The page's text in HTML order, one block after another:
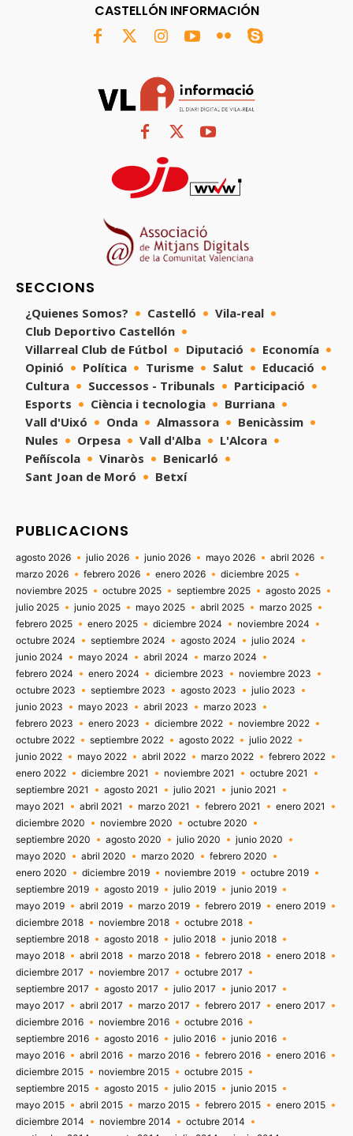
CASTELLÓN INFORMACIÓN
SECCIONS
¿Quienes Somos? Castelló
Vila-real
Club Deportivo Castellón
Villarreal Club de Fútbol
Diputació
Economía
Opinió
Política Turisme Salut
Educació
Cultura
Successos - Tribunals
Participació
Esports
Ciència i tecnologia
Burriana
Vall d'Uixó
Onda Almassora
Benicàssim
Nules
Orpesa Vall d'Alba
L'Alcora
Peñíscola
Vinaròs
Benicarló
Sant Joan de Moró
Betxí
PUBLICACIONS
agosto 2026 julio 2026 junio 2026 mayo 2026
abril 2026
marzo 2026
febrero 2026 enero 2026
diciembre 2025
noviembre 2025
octubre 2025 septiembre 2025
agosto 2025
julio 2025
junio 2025 mayo 2025 abril 2025
marzo 2025
febrero 2025
enero 2025 diciembre 2024
noviembre 2024
octubre 2024
septiembre 2024 agosto 2024
julio 2024
junio 2024
mayo 2024 abril 2024
marzo 2024
febrero 2024
enero 2024 diciembre 2023
noviembre 2023
octubre 2023
septiembre 2023 agosto 2023
julio 2023
junio 2023
mayo 2023 abril 2023
marzo 2023
febrero 2023
enero 2023 diciembre 2022
noviembre 2022
octubre 2022
septiembre 2022 agosto 2022
julio 2022
junio 2022
mayo 2022 abril 2022 marzo 2022
febrero 2022
enero 2022
diciembre 2021 noviembre 2021
octubre 2021
septiembre 2021
agosto 2021 julio 2021
junio 2021
mayo 2021
abril 2021 marzo 2021 febrero 2021
enero 2021
diciembre 2020
noviembre 2020
octubre 2020
septiembre 2020
agosto 2020 julio 2020
junio 2020
mayo 2020
abril 2020 marzo 2020
febrero 2020
enero 2020
diciembre 2019 noviembre 2019
octubre 2019
septiembre 2019
agosto 2019 julio 2019
junio 2019
mayo 2019
abril 2019 marzo 2019 febrero 2019
enero 2019
diciembre 2018
noviembre 2018
octubre 2018
septiembre 2018
agosto 2018 julio 2018
junio 2018
mayo 2018
abril 2018 marzo 2018 febrero 2018
enero 2018
diciembre 2017
noviembre 2017
octubre 2017
septiembre 2017
agosto 2017 julio 2017
junio 2017
mayo 2017
abril 2017 marzo 2017 febrero 2017
enero 2017
diciembre 2016
noviembre 2016
octubre 2016
septiembre 2016
agosto 2016 julio 2016
junio 2016
mayo 2016
abril 2016 marzo 2016 febrero 2016
enero 2016
diciembre 2015
noviembre 2015
octubre 2015
septiembre 2015
agosto 2015 julio 2015
junio 2015
mayo 2015
abril 2015 marzo 2015 febrero 2015
enero 2015
diciembre 2014
noviembre 2014
octubre 2014